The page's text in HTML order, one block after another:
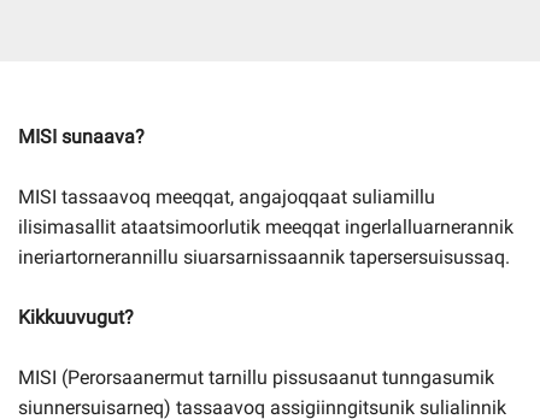
MISI sunaava?
MISI tassaavoq meeqqat, angajoqqaat suliamillu
ilisimasallit ataatsimoorlutik meeqqat ingerlalluarnerannik
ineriartornerannillu siuarsarnissaannik tapersersuisussaq.
Kikkuuvugut?
MISI (Perorsaanermut tarnillu pissusaanut tunngasumik
siunnersuisarneq) tassaavoq assigiinngitsunik sulialinnik